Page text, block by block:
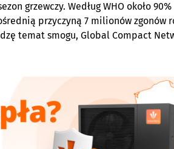
grzewczy. Według WHO około
przyczyną 7 milionów zgonów
temat smogu, Global Compact